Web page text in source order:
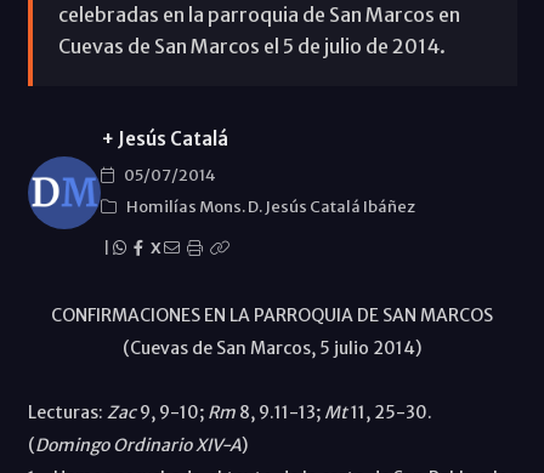
celebradas en la parroquia de San Marcos en
Cuevas de San Marcos el 5 de julio de 2014.
+ Jesús Catalá
05/07/2014
Homilías Mons. D. Jesús Catalá Ibáñez
X
CONFIRMACIONES EN LA PARROQUIA DE SAN MARCOS
(Cuevas de San Marcos, 5 julio 2014)
Lecturas: Zac9, 9-10; Rm8, 9.11-13; Mt11, 25-30.
(Domingo Ordinario XIV-A)